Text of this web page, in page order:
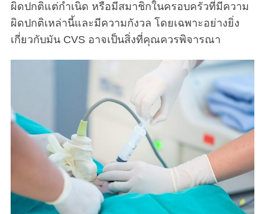
ผิดปกติแต่กำเนิด หรือมีสมาชิกในครอบครัวที่มีความ
ผิดปกติเหล่านี้และมีความกังวล โดยเฉพาะอย่างยิ่ง
เกี่ยวกับมัน CVS อาจเป็นสิ่งที่คุณควรพิจารณา
a
r
o
r